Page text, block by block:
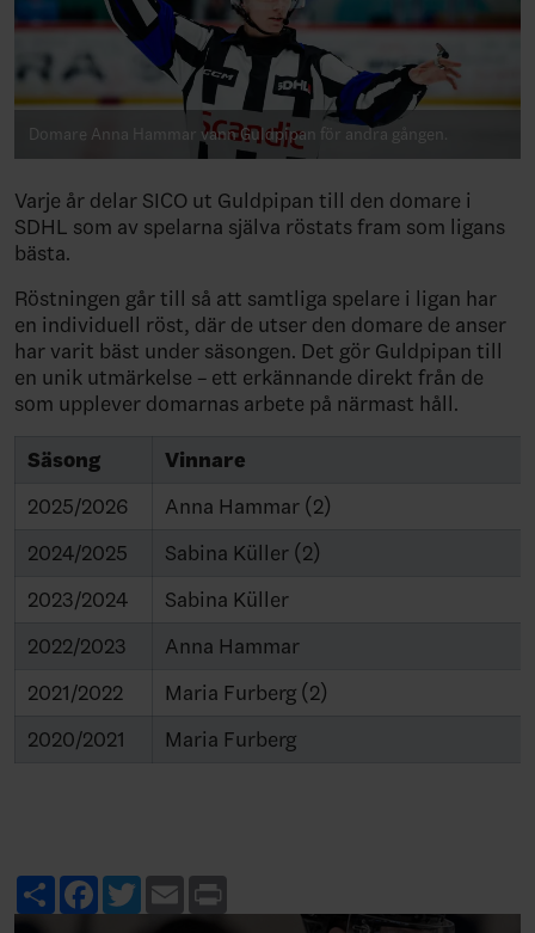
Domare Anna Hammar vann Guldpipan för andra gången.
Varje år delar SICO ut Guldpipan till den domare i
SDHL som av spelarna själva röstats fram som ligans
bästa.
Röstningen går till så att samtliga spelare i ligan har
en individuell röst, där de utser den domare de anser
har varit bäst under säsongen. Det gör Guldpipan till
en unik utmärkelse – ett erkännande direkt från de
som upplever domarnas arbete på närmast håll.
Säsong
Vinnare
2025/2026
Anna Hammar (2)
2024/2025
Sabina Küller (2)
2023/2024
Sabina Küller
2022/2023
Anna Hammar
2021/2022
Maria Furberg (2)
2020/2021
Maria Furberg
ShareFacebook
TwitterEmail